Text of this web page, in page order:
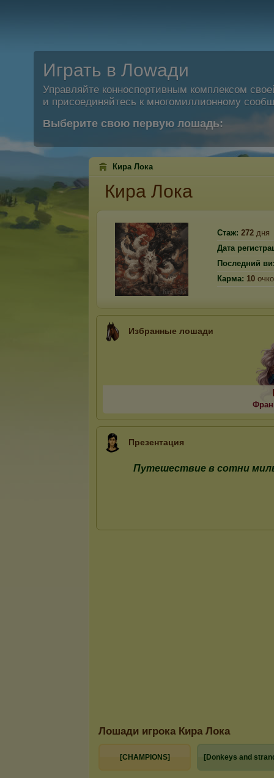
Играть в Лоwади
Управляйте конноспортивным комплексом
и присоединяйтесь к многомиллионному
Выберите свою первую лошадь:
Кира Лока
Кира Лока
Стаж: 272 дня
Дата
Последний
Карма: 10
Избранные лошади
Презентация
Лошади игрока Кира Лока
[CHAMPIONS] [Donkeys and